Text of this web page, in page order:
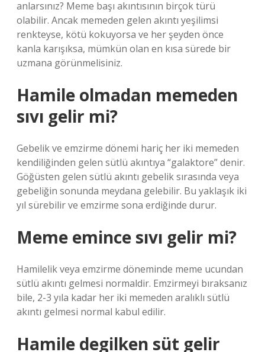
anlarsınız? Meme başı akıntısının birçok türü
olabilir. Ancak memeden gelen akıntı yeşilimsi
renkteyse, kötü kokuyorsa ve her şeyden önce
kanla karışıksa, mümkün olan en kısa sürede bir
uzmana görünmelisiniz.
Hamile olmadan memeden
sıvı gelir mi?
Gebelik ve emzirme dönemi hariç her iki memeden
kendiliğinden gelen sütlü akıntıya “galaktore” denir.
Göğüsten gelen sütlü akıntı gebelik sırasında veya
gebeliğin sonunda meydana gelebilir. Bu yaklaşık iki
yıl sürebilir ve emzirme sona erdiğinde durur.
Meme emince sıvı gelir mi?
Hamilelik veya emzirme döneminde meme ucundan
sütlü akıntı gelmesi normaldir. Emzirmeyi bıraksanız
bile, 2-3 yıla kadar her iki memeden aralıklı sütlü
akıntı gelmesi normal kabul edilir.
Hamile degilken süt gelir